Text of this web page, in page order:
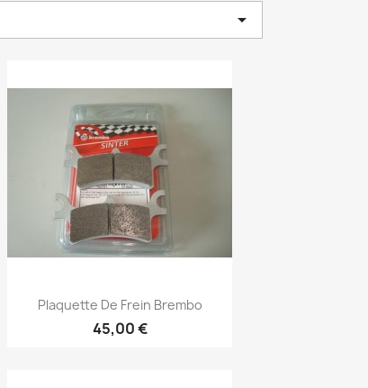

Plaquette De Frein Brembo
45,00 €
Aperçu rapide